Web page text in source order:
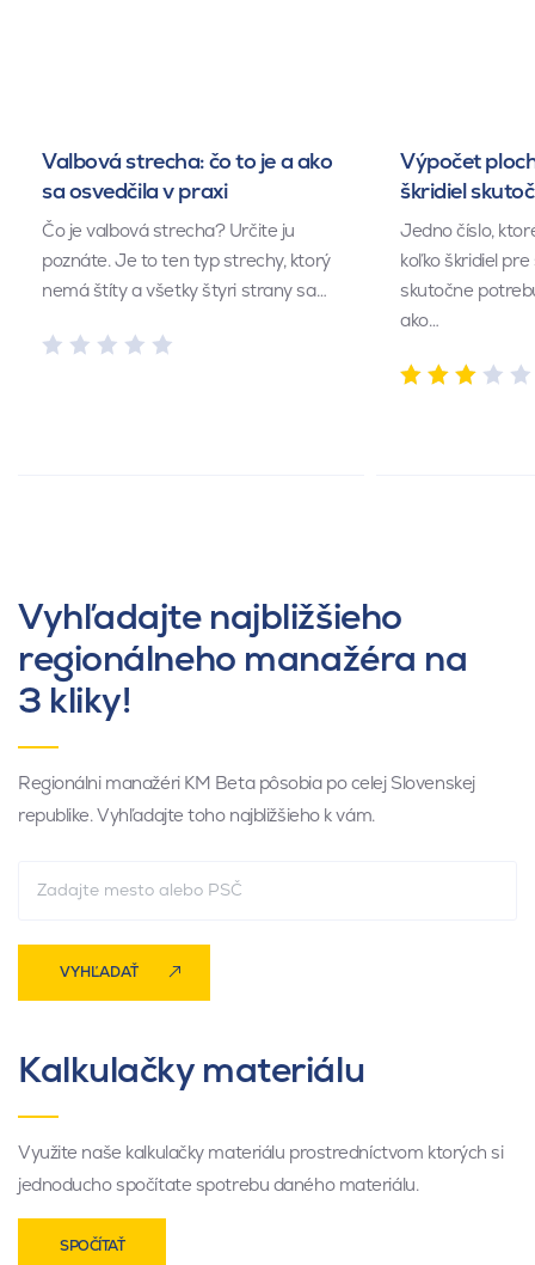
Valbová strecha: čo to je a ako
sa osvedčila v praxi
Čo je valbová strecha? Určite ju
poznáte. Je to ten typ strechy, ktorý
nemá štíty a všetky štyri strany sa…
Výpočet
škridiel
Jedno číslo,
koľko škridiel
skutočne
ako…
Vyhľadajte najbližšieho
regionálneho manažéra na
3 kliky!
Regionálni manažéri KM Beta pôsobia po celej Slovenskej
republike. Vyhľadajte toho najbližšieho k vám.
VYHĽADAŤ
Kalkulačky materiálu
Využite naše kalkulačky materiálu prostredníctvom ktorých si
jednoducho spočítate spotrebu daného materiálu.
SPOČÍTAŤ